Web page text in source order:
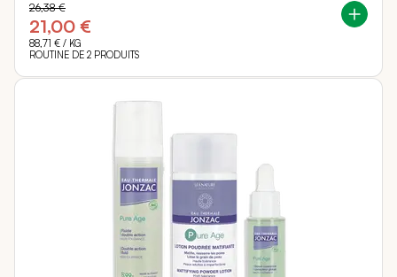
21,00 €
26,38 €
88,71 € / KG
ROUTINE DE 2 PRODUITS